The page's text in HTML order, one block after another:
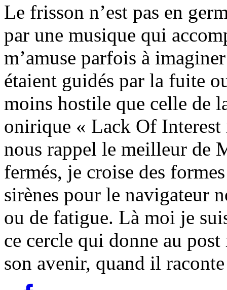
Le frisson n’est pas en
par une musique qui
m’amuse parfois à
étaient guidés par la fuite
moins hostile que celle de
onirique « Lack Of
nous rappel le meilleur de
fermés, je croise des
sirènes pour le navigateur
ou de fatigue. Là moi je
ce cercle qui donne au post
son avenir, quand il